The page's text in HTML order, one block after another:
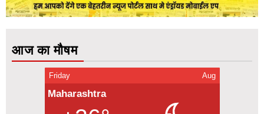
आज का मौषम
Friday Aug
Maharashtra